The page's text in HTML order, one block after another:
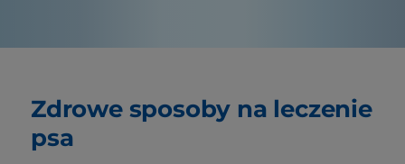
Zdrowe sposoby na leczenie
psa